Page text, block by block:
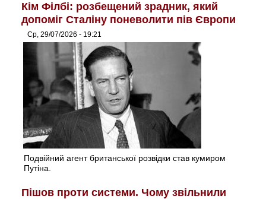
Кім Філбі: розбещений зрадник, який
допоміг Сталіну поневолити пів Європи
Ср, 29/07/2026 - 19:21
Подвійний агент британської розвідки став кумиром
Путіна.
Пішов проти системи. Чому звільнили